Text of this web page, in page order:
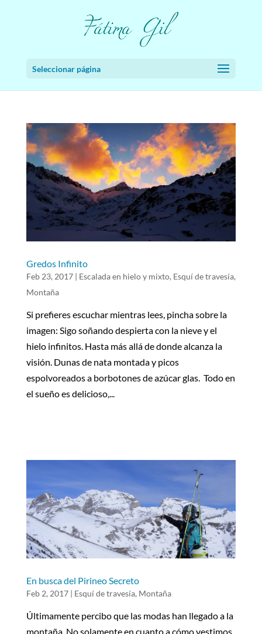
Seleccionar página
Gredos Infinito
Feb 23, 2017| Escalada en hielo y mixto, Esquí de travesía,
Montaña
Si prefieres escuchar mientras lees, pincha sobre la
imagen: Sigo soñando despierta con la nieve y el
hielo infinitos. Hasta más allá de donde alcanza la
visión. Dunas de nata montada y picos
espolvoreados a borbotones de azúcar glas. Todo en
el sueño es delicioso,...
En busca del Pirineo Secreto
Feb 2, 2017| Esquí de travesía, Montaña
Últimamente percibo que las modas han llegado a la
montaña. No solamente en cuanto a cómo vestimos,